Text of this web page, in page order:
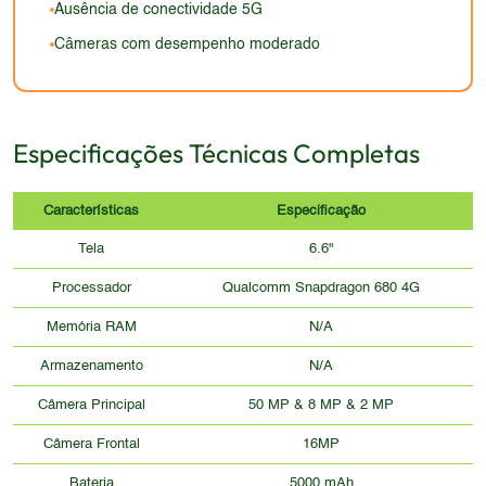
Ausência de conectividade 5G
Câmeras com desempenho moderado
Especificações Técnicas Completas
Características Especificação
Tela 6.6"
Processador Qualcomm Snapdragon 680 4G
Memória RAM N/A
Armazenamento N/A
Câmera Principal 50 MP & 8 MP & 2 MP
Câmera Frontal 16MP